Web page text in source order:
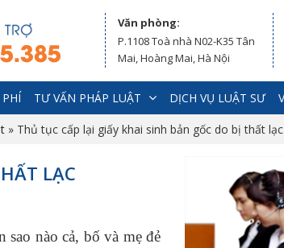
Văn phòng:
P.1108 Toà nhà N02-K35 Tân
Mai, Hoàng Mai, Hà Nội
TƯ VẤN PHÁP LUẬT DỊCH VỤ LUẬT SƯ
» Thủ tục cấp lại giấy khai sinh bản gốc do bị thất lạc
LẠC
nào cả, bố và mẹ đẻ